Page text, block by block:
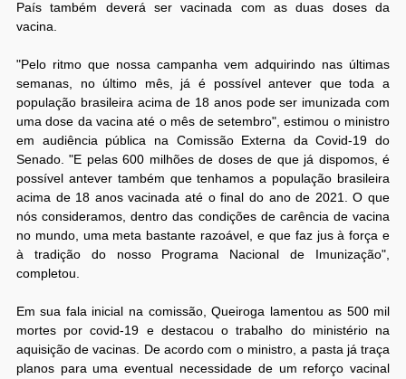
País também deverá ser vacinada com as duas doses da
vacina.
"Pelo ritmo que nossa campanha vem adquirindo nas últimas
semanas, no último mês, já é possível antever que toda a
população brasileira acima de 18 anos pode ser imunizada com
uma dose da vacina até o mês de setembro", estimou o ministro
em audiência pública na Comissão Externa da Covid-19 do
Senado. "E pelas 600 milhões de doses de que já dispomos, é
possível antever também que tenhamos a população brasileira
acima de 18 anos vacinada até o final do ano de 2021. O que
nós consideramos, dentro das condições de carência de vacina
no mundo, uma meta bastante razoável, e que faz jus à força e
à tradição do nosso Programa Nacional de Imunização",
completou.
Em sua fala inicial na comissão, Queiroga lamentou as 500 mil
mortes por covid-19 e destacou o trabalho do ministério na
aquisição de vacinas. De acordo com o ministro, a pasta já traça
planos para uma eventual necessidade de um reforço vacinal